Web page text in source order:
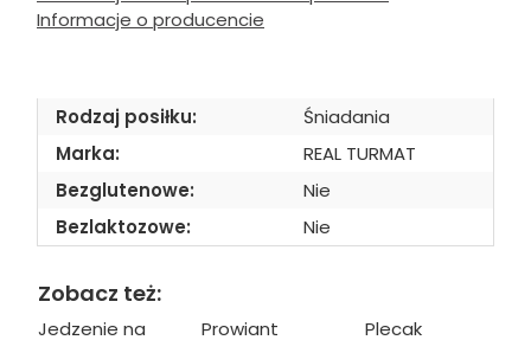
Informacje o producencie
Rodzaj posiłku:
Śniadania
Marka:
REAL TURMAT
Bezglutenowe:
Nie
Bezlaktozowe:
Nie
Zobacz też:
Jedzenie na
Prowiant
Plecak